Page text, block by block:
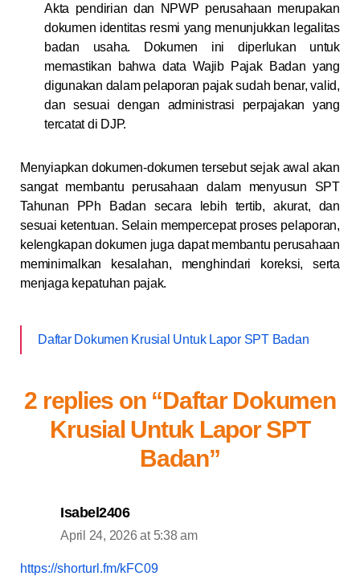
Akta pendirian dan NPWP perusahaan merupakan
dokumen identitas resmi yang menunjukkan legalitas
badan usaha. Dokumen ini diperlukan untuk
memastikan bahwa data Wajib Pajak Badan yang
digunakan dalam pelaporan pajak sudah benar, valid,
dan sesuai dengan administrasi perpajakan yang
tercatat di DJP.
Menyiapkan dokumen-dokumen tersebut sejak awal akan
sangat membantu perusahaan dalam menyusun SPT
Tahunan PPh Badan secara lebih tertib, akurat, dan
sesuai ketentuan. Selain mempercepat proses pelaporan,
kelengkapan dokumen juga dapat membantu perusahaan
meminimalkan kesalahan, menghindari koreksi, serta
menjaga kepatuhan pajak.
Daftar Dokumen Krusial Untuk Lapor SPT Badan
2 replies on “Daftar Dokumen
Krusial Untuk Lapor SPT
Badan”
Isabel2406
April 24, 2026 at 5:38 am
https://shorturl.fm/kFC09